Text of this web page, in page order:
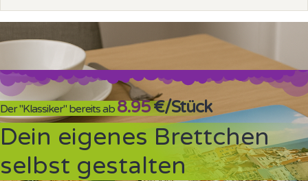
Der "Klassiker" bereits ab8.95€/Stück
Dein eigenes Brettchen
selbst gestalten